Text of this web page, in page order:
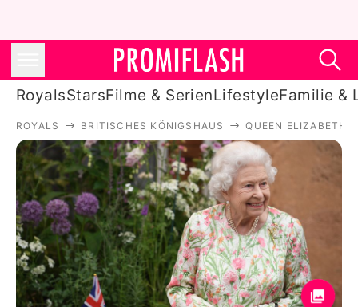
RoyalsStarsFilme & SerienLifestyleFamilie &
Royals
Stars
Filme & Serien
Lifestyle
Familie & Liebe
ROYALS BRITISCHES KÖNIGSHAUS QUEEN ELIZABETH